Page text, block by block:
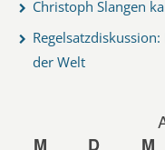
Christoph Slangen
der Welt
M
D M